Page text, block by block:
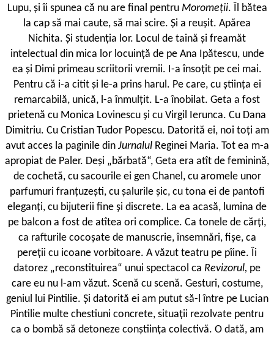
Lupu, și îi spunea că nu are final pentru Moromeții. Îl bătea
la cap să mai caute, să mai scire. Și a reușit. Apărea
Nichita. Și studenția lor. Locul de taină și freamăt
intelectual din mica lor locuință de pe Ana Ipătescu, unde
ea și Dimi primeau scriitorii vremii. I-a însoțit pe cei mai.
Pentru că i-a citit și le-a prins harul. Pe care, cu știința ei
remarcabilă, unică, l-a înmulțit. L-a înobilat. Geta a fost
prietenă cu Monica Lovinescu și cu Virgil Ierunca. Cu Dana
Dimitriu. Cu Cristian Tudor Popescu. Datorită ei, noi toți am
avut acces la paginile din Jurnalul Reginei Maria. Tot ea m-a
apropiat de Paler. Deși „bărbată“, Geta era atît de feminină,
de cochetă, cu sacourile ei gen Chanel, cu aromele unor
parfumuri franțuzești, cu șalurile șic, cu tona ei de pantofi
eleganți, cu bijuterii fine și discrete. La ea acasă, lumina de
pe balcon a fost de atîtea ori complice. Ca tonele de cărți,
ca rafturile cocoșate de manuscrie, însemnări, fișe, ca
pereții cu icoane vorbitoare. A văzut teatru pe pîine. Îi
datorez „reconstituirea“ unui spectacol ca Revizorul, pe
care eu nu l-am văzut. Scenă cu scenă. Gesturi, costume,
geniul lui Pintilie. Și datorită ei am putut să-l între pe Lucian
Pintilie multe chestiuni concrete, situații rezolvate pentru
ca o bombă să detoneze conștiința colectivă. O dată, am